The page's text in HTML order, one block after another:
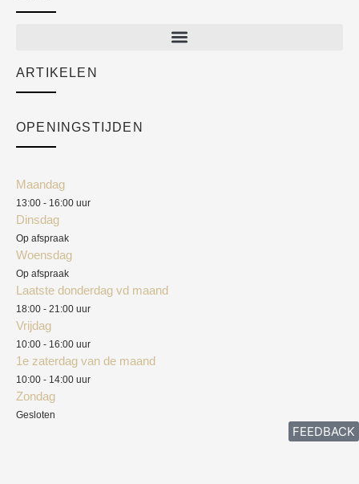
Academy
ARTIKELEN
OPENINGSTIJDEN
Maandag
13:00 - 16:00 uur
Dinsdag
Op afspraak
Woensdag
Op afspraak
Laatste donderdag vd maand
18:00 - 21:00 uur
Vrijdag
10:00 - 16:00 uur
1e zaterdag van de maand
10:00 - 14:00 uur
Zondag
Gesloten
FEEDBACK